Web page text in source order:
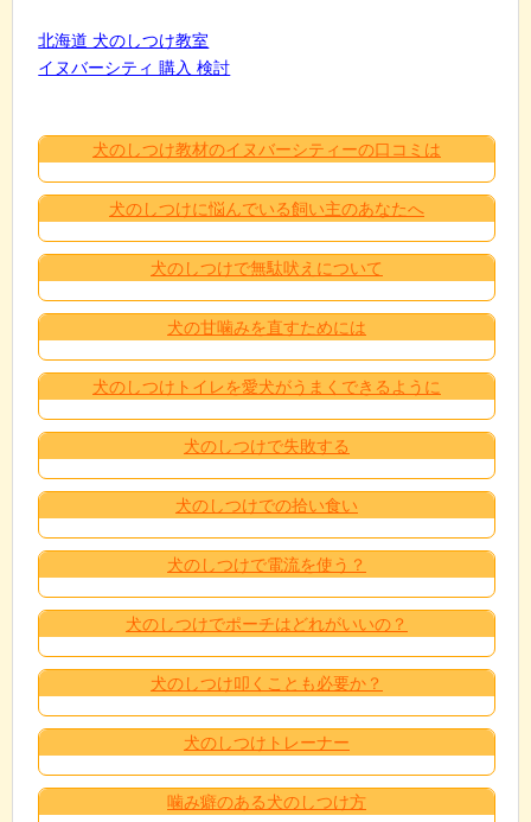
北海道 犬のしつけ教室
イヌバーシティ 購入 検討
犬のしつけ教材のイヌバーシティーの口コミは
犬のしつけに悩んでいる飼い主のあなたへ
犬のしつけで無駄吠えについて
犬の甘噛みを直すためには
犬のしつけトイレを愛犬がうまくできるように
犬のしつけで失敗する
犬のしつけでの拾い食い
犬のしつけで電流を使う？
犬のしつけでポーチはどれがいいの？
犬のしつけ叩くことも必要か？
犬のしつけトレーナー
噛み癖のある犬のしつけ方